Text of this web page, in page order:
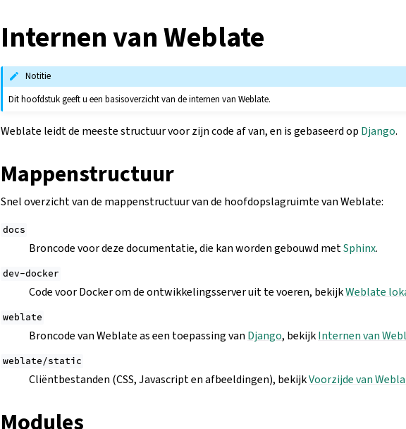
Internen van Weblate
Notitie
Dit hoofdstuk geeft u een basisoverzicht van de internen van Weblate.
Weblate leidt de meeste structuur voor zijn code af van, en is gebaseerd op Django.
Mappenstructuur
Snel overzicht van de mappenstructuur van de hoofdopslagruimte van Weblate:
docs
Broncode voor deze documentatie, die kan worden gebouwd metSphinx.
dev-docker
Code voor Docker om de ontwikkelingsserver uit te voeren, bekijkWeblate
weblate
Broncode van Weblate as een toepassing van Django, bekijkInternen van
weblate/static
Cliëntbestanden (CSS, Javascript en afbeeldingen), bekijkVoorzijde van
Modules